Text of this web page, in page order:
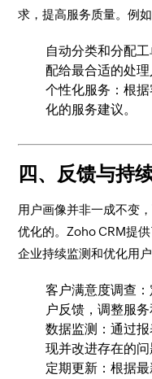
求，提高服务质量。例如
自动分类和分配
配给最合适的处
个性化服务：根
化的服务建议。
四、反馈与持
用户画像并非一成不变
优化的。Zoho CRM提
企业持续监测和优化用
客户满意度调查
户反馈，调整服务
数据监测：通过
现并改进存在的问
定期更新：根据